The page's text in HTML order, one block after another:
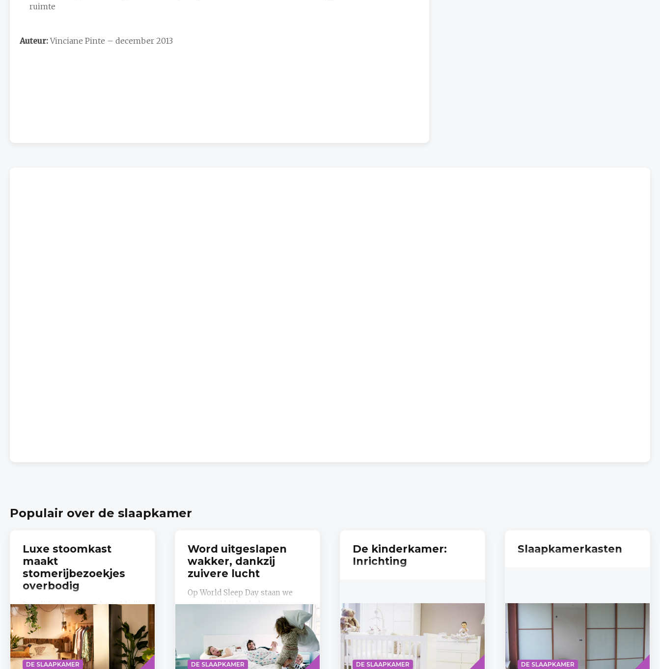
ruimte
Auteur:Vinciane Pinte – december 2013
Populair over de slaapkamer
Luxe stoomkast
maakt
stomerijbezoekjes
overbodig
Dagelijks frisse en schone kledij
met de Samsung Bespoke
AirDresser
DE SLAAPKAMER
Lees
Word uitgeslapen
wakker, dankzij
zuivere lucht
Op World Sleep Day staan we
graag stil bij het belang van een
goede nachtrust. Na een korte
vermoeid, maar heb je vaak ook...
DE SLAAPKAMER
Lees
De kinderkamer:
Inrichting
DE SLAAPKAMER
Read
Slaapkamerkasten
DE SLAAPKAMER
Read